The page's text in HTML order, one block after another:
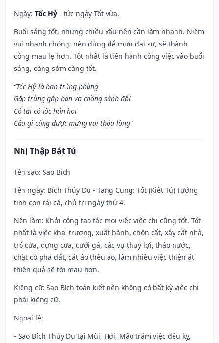
Ngày: Tốc Hỷ - tức ngày Tốt vừa.
Buổi sáng tốt, nhưng chiều xấu nên cần làm nhanh. Niềm
vui nhanh chóng, nên dùng để mưu đại sự, sẽ thành
công mau lẹ hơn. Tốt nhất là tiến hành công việc vào buổi
sáng, càng sớm càng tốt.
“Tốc Hỷ là bạn trùng phùng
Gặp trùng gặp bạn vợ chồng sánh đôi
Có tài có lộc hẳn hoi
Cầu gì cũng được mừng vui thỏa lòng”
Nhị Thập Bát Tú
Tên sao: Sao Bích
Tên ngày: Bích Thủy Du - Tang Cung: Tốt (Kiết Tú) Tướng
tinh con rái cá, chủ trị ngày thứ 4.
Nên làm: Khởi công tạo tác mọi việc việc chi cũng tốt. Tốt
nhất là việc khai trương, xuất hành, chôn cất, xây cất nhà,
trổ cửa, dựng cửa, cưới gả, các vụ thuỷ lợi, tháo nước,
chặt cỏ phá đất, cắt áo thêu áo, làm nhiều việc thiện ắt
thiện quả sẽ tới mau hơn.
Kiêng cữ: Sao Bích toàn kiết nên không có bất kỳ việc chi
phải kiêng cữ.
Ngoại lệ:
- Sao Bích Thủy Du tại Mùi, Hợi, Mão trăm việc đều kỵ,